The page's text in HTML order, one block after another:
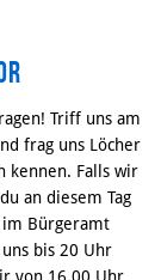
Triff uns am
frag uns Löcher
kennen. Falls wir
an diesem Tag
Bürgeramt
bis 20 Uhr